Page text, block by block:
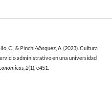
C., & Pinchi-Vásquez, A. (2023). Cultura
administrativo en una universidad
, 2(1), e451.